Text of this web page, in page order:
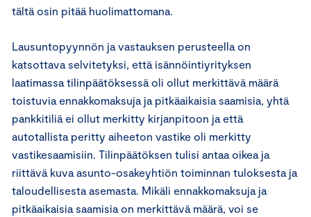
tältä osin pitää huolimattomana.
Lausuntopyynnön ja vastauksen perusteella on
katsottava selvitetyksi, että isännöintiyrityksen
laatimassa tilinpäätöksessä oli ollut merkittävä määrä
toistuvia ennakkomaksuja ja pitkäaikaisia saamisia, yhtä
pankkitiliä ei ollut merkitty kirjanpitoon ja että
autotallista peritty aiheeton vastike oli merkitty
vastikesaamisiin. Tilinpäätöksen tulisi antaa oikea ja
riittävä kuva asunto-osakeyhtiön toiminnan tuloksesta ja
taloudellisesta asemasta. Mikäli ennakkomaksuja ja
pitkäaikaisia saamisia on merkittävä määrä, voi se